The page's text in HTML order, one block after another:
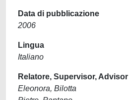
Data di pubblicazione
2006
Lingua
Italiano
Relatore, Supervisor,
Eleonora, Bilotta